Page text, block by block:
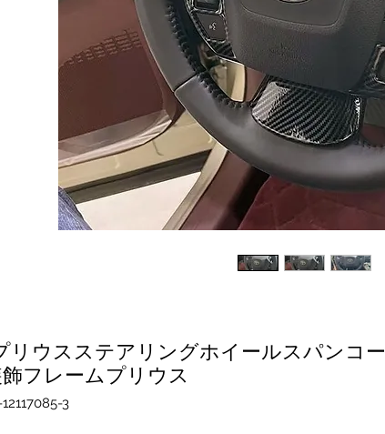
リウスステアリングホイールスパンコー
フレームプリウス
3